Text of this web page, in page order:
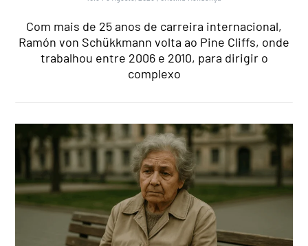
Com mais de 25 anos de carreira internacional,
Ramón von Schükkmann volta ao Pine Cliffs, onde
trabalhou entre 2006 e 2010, para dirigir o
complexo